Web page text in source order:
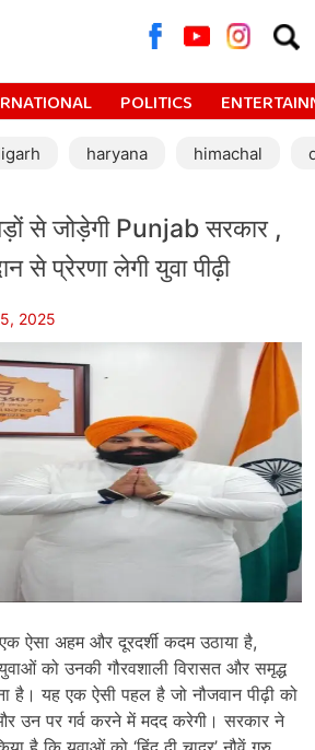
for:
POLITICS
haryana himachal
से जोड़ेगी Punjab सरकार ,
से प्रेरणा लेगी युवा पीढ़ी
2025
ऐसा अहम और दूरदर्शी कदम उठाया है,
को उनकी गौरवशाली विरासत और समृद्ध
है। यह एक ऐसी पहल है जो नौजवान पीढ़ी को
उन पर गर्व करने में मदद करेगी। सरकार ने